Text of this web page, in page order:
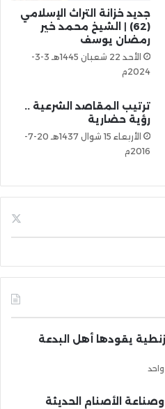
جديد خزانة التراث الإسلامي
(62) | الشيخ محمد خير
رمضان يوسف
الأحد 22 شعبان 1445هـ 3-3-
2024م
ترتيب المقاصد الشرعية ..
رؤية حضارية
الأربعاء 15 شوال 1437هـ 20-7-
2016م
يقودها أهل البدعة
الأصنام الحديثة